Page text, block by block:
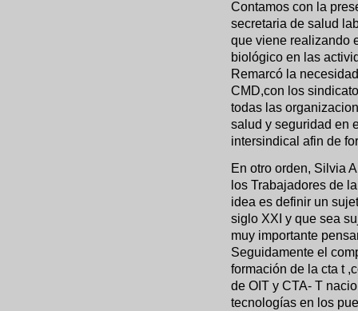
Contamos con la
secretaria de salud
que viene realizando
biológico en las
Remarcó la
CMD,con los
todas las
salud y seguridad en
intersindical afin de
En otro orden, Silvia
los Trabajadores de
idea es definir un
siglo XXI y que sea
muy importante
Seguidamente el
formación de la cta t
de OIT y CTA- T
tecnologías en los